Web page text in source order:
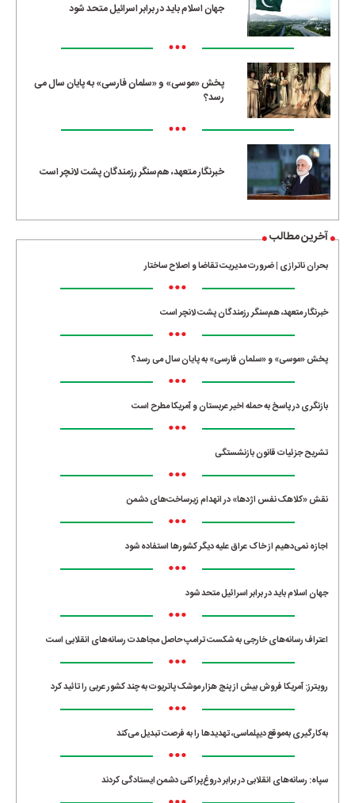
جهان اسلام باید در برابر اسرائیل متحد شود
•••
پخش «موسی» و «سلمان فارسی» به پایان سال می
رسد؟
•••
خبرنگار متعهد، هم‌سنگر رزمندگان پشت لانچر است
آخرین مطالب
بحران ناترازی | ضرورت مدیریت تقاضا و اصلاح ساختار
•••
خبرنگار متعهد، هم‌سنگر رزمندگان پشت لانچر است
•••
پخش «موسی» و «سلمان فارسی» به پایان سال می رسد؟
•••
بازنگری در پاسخ به حمله اخیر عربستان و آمریکا مطرح است
•••
تشریح جزئیات قانون بازنشستگی
•••
نقش «کلاهک نفس اژدها» در انهدام زیرساخت‌های دشمن
•••
اجازه نمی‌دهیم از خاک عراق علیه دیگر کشورها استفاده شود
•••
جهان اسلام باید در برابر اسرائیل متحد شود
•••
اعتراف رسانه‌های خارجی به شکست ترامپ حاصل مجاهدت رسانه‌های انقلابی است
•••
رویترز: آمریکا فروش بیش از پنج هزار موشک پاتریوت به چند کشور عربی را تائید کرد
•••
به‌کارگیری به‌موقع دیپلماسی، تهدیدها را به فرصت تبدیل می‌کند
•••
سپاه: رسانه‌های انقلابی در برابر دروغ‌پراکنی دشمن ایستادگی کردند